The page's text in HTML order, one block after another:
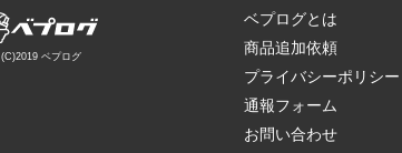
ベプログとは
商品追加依頼
プライバシーポリシー
通報フォーム
お問い合わせ
(C)2019 ベプログ